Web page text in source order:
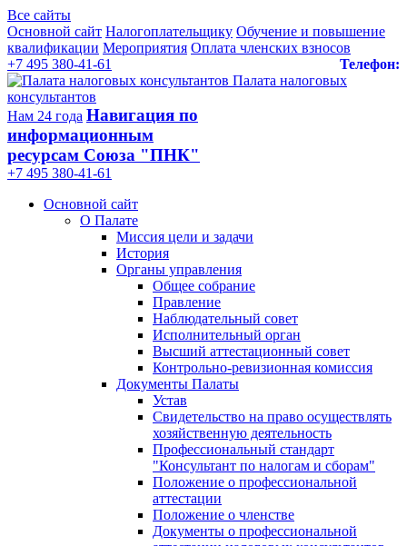
Все сайты
Основной сайт Налогоплательщику Обучение и повышение
квалификации Мероприятия Оплата членских взносов
Телефон:
+7 495 380-41-61
Палата налоговых
консультантов
Нам 24 года Навигация по
информационным
ресурсам Союза "ПНК"
+7 495 380‑41‑61
Основной сайт
О Палате
Миссия цели и задачи
История
Органы управления
Общее собрание
Правление
Наблюдательный совет
Исполнительный орган
Высший аттестационный совет
Контрольно-ревизионная комиссия
Документы Палаты
Устав
Свидетельство на право осуществлять
хозяйственную деятельность
Профессиональный стандарт
"Консультант по налогам и сборам"
Положение о профессиональной
аттестации
Положение о членстве
Документы о профессиональной